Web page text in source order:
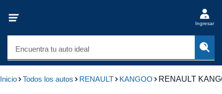
Ingresar
Encuentra tu auto ideal
Inicio Todos los autos RENAULT KANGOO RENAULT